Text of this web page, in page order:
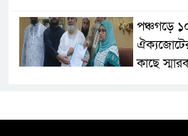
পঞ্চগড়ে
ঐক্যজোটের
কাছে
ঘণ্টার